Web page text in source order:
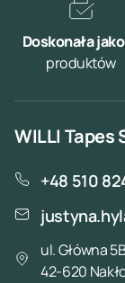
Doskonała
produktów
WILLI Tapes
+48 510
ul. Główna
42-620